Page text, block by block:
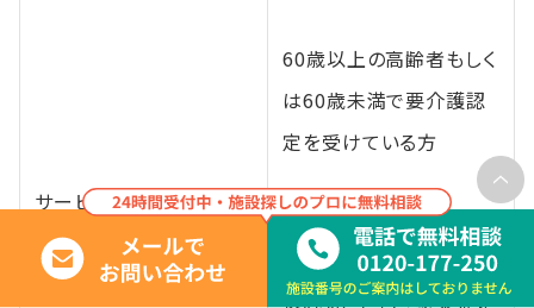
サービス付き高齢者向け
住宅
60歳以上の高齢者もしく
は60歳未満で要介護認
定を受けている方
※実際の詳細な入居基
準は、「自立した生活を
送れること」や「感染症に